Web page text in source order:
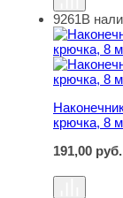
9261В
крючка, 8
191,00 руб.